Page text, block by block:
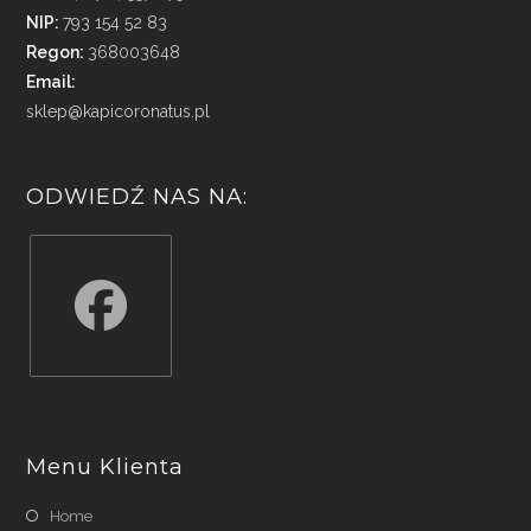
NIP:793 154 52 83
Regon: 368003648
Email:
sklep@kapicoronatus.pl
ODWIEDŹ NAS NA:
new
tab
Menu Klienta
Home